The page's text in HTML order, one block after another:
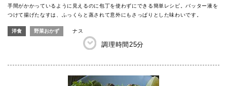
手間がかかっているように見えるのに包丁を使わずにできる簡単レシピ。バッター液を
つけて揚げたなすは、ふっくらと蒸されて意外にもさっぱりとした味わいです。
洋食 野菜おかず ナス
調理時間 25分